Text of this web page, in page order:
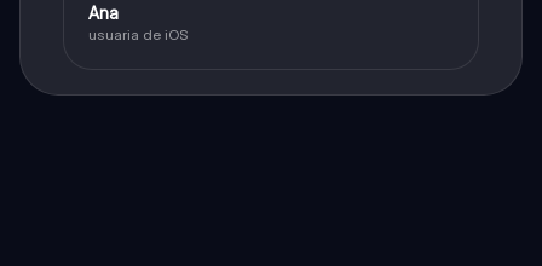
Ana
usuaria de iOS